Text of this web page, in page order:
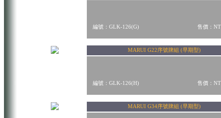
編號：GLK-126(G) 售價：
MARUI G22序號牌組 (早期型)
編號：GLK-126(H) 售價：
MARUI G34序號牌組 (早期型)